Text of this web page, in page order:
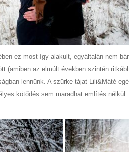
ez most így alakult, egyáltalán nem
(amiben az elmúlt években szintén
lennünk. A szürke tájat Lili&Máté
kötődés sem maradhat említés